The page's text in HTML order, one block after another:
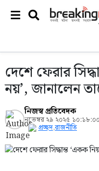
দেশে ফেরার
নয়’, জানালেন
নিজস্ব প্রতিবেদক
নভেম্বর ২৯ ২০২৫
প্রচ্ছদ,রাজনীতি